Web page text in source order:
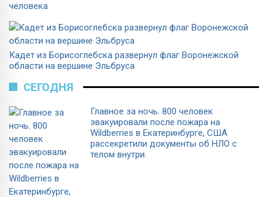
человека
Кадет из Борисоглебска развернул флаг Воронежской
области на вершине Эльбруса
СЕГОДНЯ
Главное за ночь. 800 человек
эвакуировали после пожара на
Wildberries в Екатеринбурге, США
рассекретили документы об НЛО с
телом внутри.